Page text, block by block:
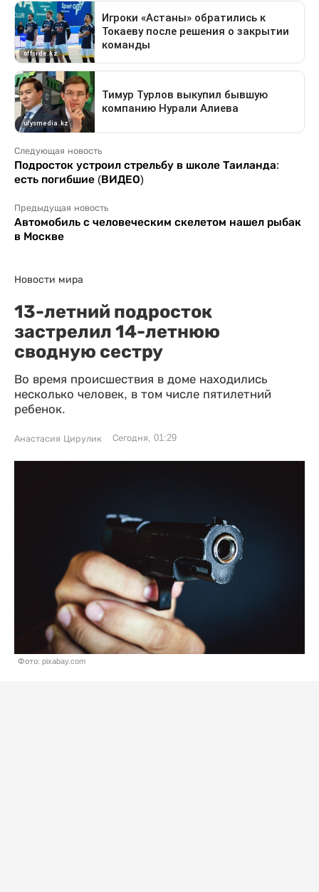
Следующая новость
Подросток устроил стрельбу в школе Таиланда:
есть погибшие (ВИДЕО)
Предыдущая новость
Автомобиль с человеческим скелетом нашел рыбак
в Москве
Новости мира
13-летний подросток
застрелил 14-летнюю
сводную сестру
Во время происшествия в доме находились
несколько человек, в том числе пятилетний
ребенок.
Анастасия Цирулик Сегодня, 01:29
Фото: pixabay.com